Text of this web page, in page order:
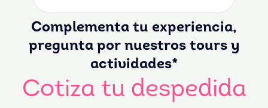
Complementa tu experiencia,
pregunta por nuestros tours y
actividades*
Cotiza tu despedida